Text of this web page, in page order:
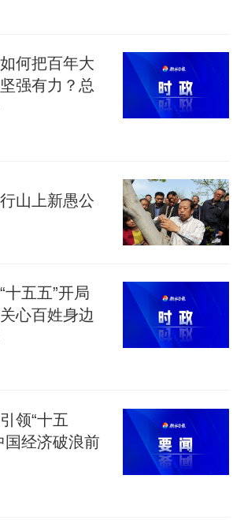
堂。久而久之，小枫在自己
里不起眼的存在。
的一堂复习课，我带着同学
时，我的目光落在了小枫身
那一刻我并未抱任何希望，
，若他答不出，该如何温和
名字，让他背诵一句最简单
里瞬间安静。小枫缓缓起
衣角，沉默几秒后，竟一字
课堂的沉寂，也让我心头一
的惊喜，当即停下教学，当
何把百年大
强有力？总
山上新愚公
十五五”开局
心百姓身边
领“十五
国经济破浪前